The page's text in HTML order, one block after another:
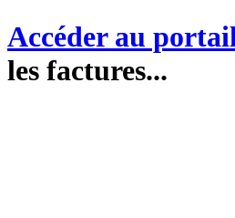
Accéder au
les factures...